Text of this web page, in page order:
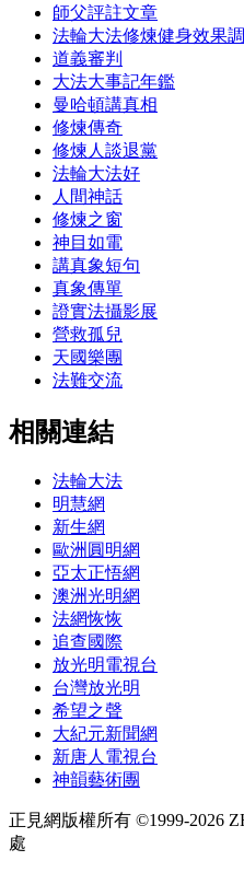
師父評註文章
法輪大法修煉健身效果
道義審判
大法大事記年鑑
曼哈頓講真相
修煉傳奇
修煉人談退黨
法輪大法好
人間神話
修煉之窗
神目如電
講真象短句
真象傳單
證實法攝影展
營救孤兒
天國樂團
法難交流
相關連結
法輪大法
明慧網
新生網
歐洲圓明網
亞太正悟網
澳洲光明網
法網恢恢
追查國際
放光明電視台
台灣放光明
希望之聲
大紀元新聞網
新唐人電視台
神韻藝術團
正見網版權所有 ©1999-2026
處